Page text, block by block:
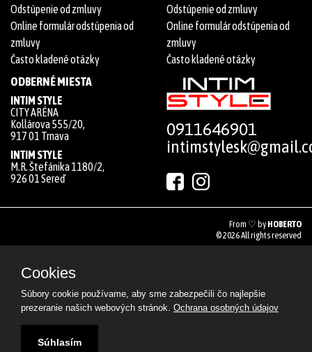
Odstúpenie od zmluvy
Online formulár odstúpenia od
zmluvy
Často kladené otázky
Odstúpenie od zmluvy
Online formulár odstúpenia od
zmluvy
Často kladené otázky
ODBERNÉ MIESTA
INTIM STYLE
CITY ARÉNA
Kollárova 555/20,
917 01 Trnava
INTIM STYLE
M.R. Štefánika 1180/2,
926 01 Sereď
0911646901
From ♡ by HOBERTO
© 2026 All rights reserved
Cookies
Súbory cookie používame, aby sme zabezpečili čo najlepšie
prezeranie našich webových stránok. Ochrana osobných údajov
Súhlasím